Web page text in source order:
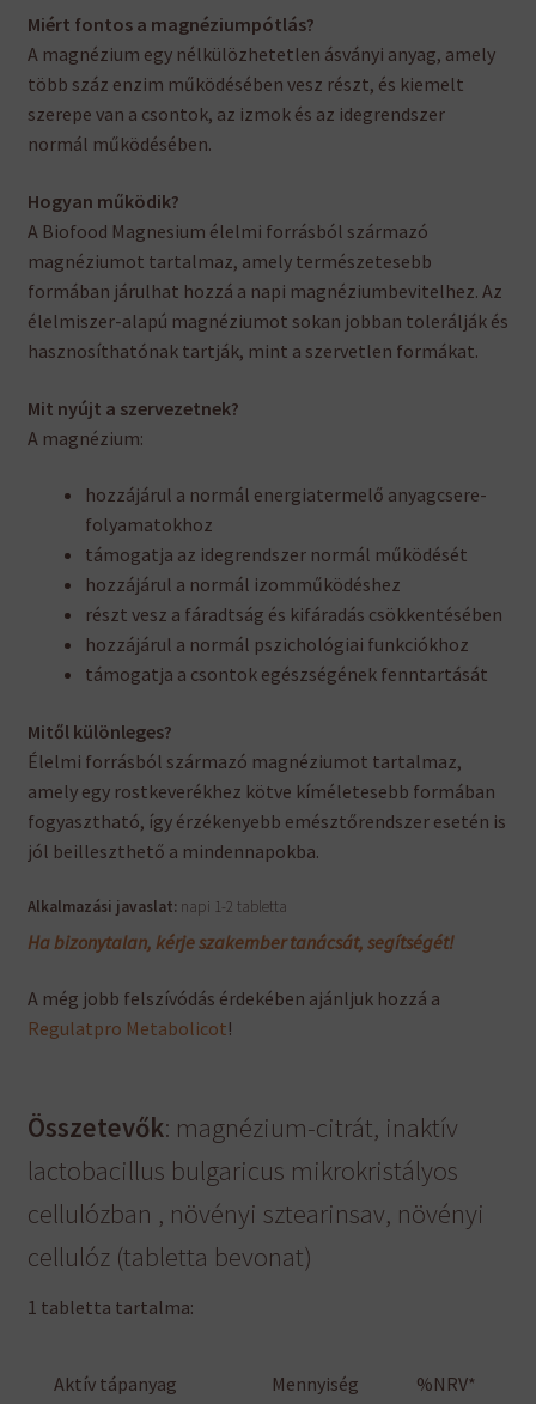
Miért fontos a magnéziumpótlás?
A magnézium egy nélkülözhetetlen ásványi anyag, amely
több száz enzim működésében vesz részt, és kiemelt
szerepe van a csontok, az izmok és az idegrendszer
normál működésében.
Hogyan működik?
A Biofood Magnesium élelmi forrásból származó
magnéziumot tartalmaz, amely természetesebb
formában járulhat hozzá a napi magnéziumbevitelhez. Az
élelmiszer-alapú magnéziumot sokan jobban tolerálják és
hasznosíthatónak tartják, mint a szervetlen formákat.
Mit nyújt a szervezetnek?
A magnézium:
hozzájárul a normál energiatermelő anyagcsere-
folyamatokhoz
támogatja az idegrendszer normál működését
hozzájárul a normál izomműködéshez
részt vesz a fáradtság és kifáradás csökkentésében
hozzájárul a normál pszichológiai funkciókhoz
támogatja a csontok egészségének fenntartását
Mitől különleges?
Élelmi forrásból származó magnéziumot tartalmaz,
amely egy rostkeverékhez kötve kíméletesebb formában
fogyasztható, így érzékenyebb emésztőrendszer esetén is
jól beilleszthető a mindennapokba.
Alkalmazási javaslat:napi 1-2 tabletta
Ha bizonytalan, kérje szakember tanácsát, segítségét!
A még jobb felszívódás érdekében ajánljuk hozzá a
Regulatpro Metabolicot!
Összetevők: magnézium-citrát, inaktív
lactobacillus bulgaricus mikrokristályos
cellulózban , növényi sztearinsav, növényi
cellulóz (tabletta bevonat)
1 tabletta tartalma:
Aktív tápanyag Mennyiség %NRV*